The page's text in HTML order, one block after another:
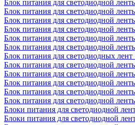
Блок питания для светодиодной
Блок питания для светодиодной
Блок питания для светодиодной
Блок питания для светодиодной
Блок питания для светодиодной
Блок питания для светодиодной
Блок питания для светодиодных лент
Блок питания для светодиодной
Блок питания для светодиодной
Блок питания для светодиодной
Блок питания для светодиодной
Блок питания для светодиодной
Блоки питания для светодиодной
Блоки питания для светодиодной